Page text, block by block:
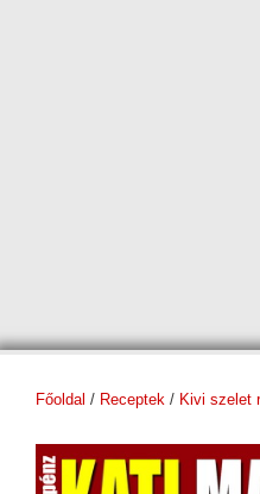
Főoldal / Receptek / Kivi szelet